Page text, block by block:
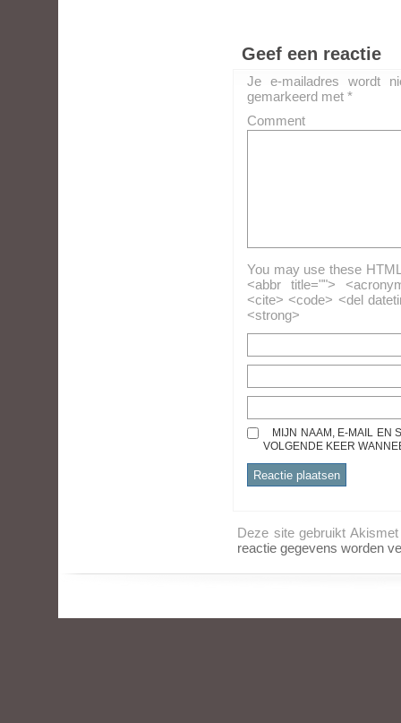
Geef een reactie
Je e-mailadres wordt
gemarkeerd met *
Comment
You may use these
<abbr title="">
<cite> <code> <del
<strong>
MIJN NAAM, E-MAIL EN
VOLGENDE KEER
Deze site gebruikt
reactie gegevens worden